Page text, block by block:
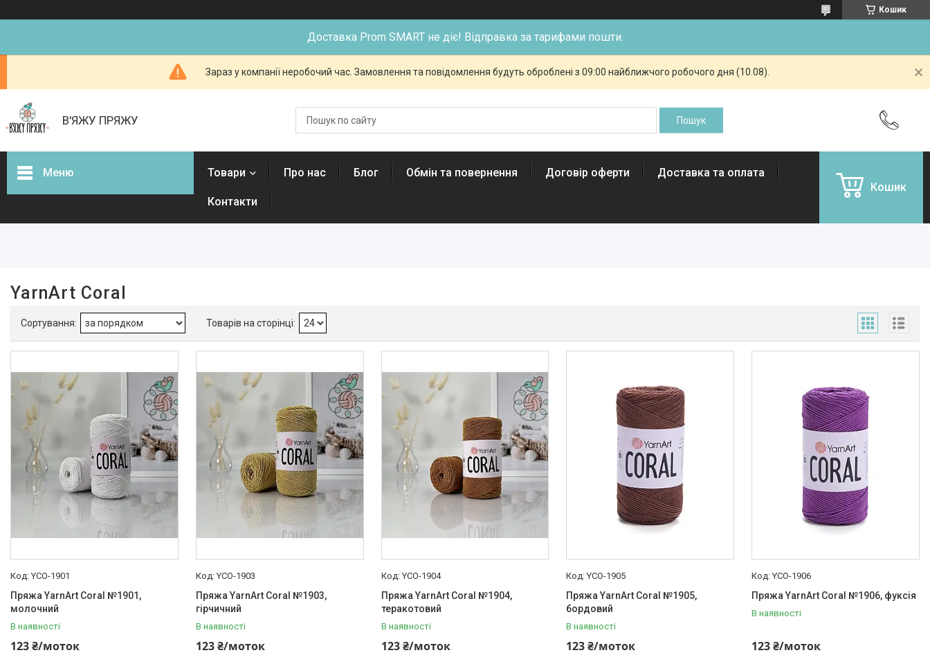
Кошик
Доставка Prom SMART не діє! Відправка за тарифами пошти.
Зараз у компанії неробочий час. Замовлення та повідомлення будуть оброблені з 09:00 найближчого робочого дня (10.08).
В'ЯЖУ ПРЯЖУ
Меню
В наявності 18
Товари
Товари Про нас Блог Обмін та повернення Договір оферти Доставка та оплата
Контакти
Кошик
YarnArt Coral
YCO-1901
Пряжа YarnArt Coral №1901,
молочний
В наявності
123 ₴/моток
YCO-1903
Пряжа YarnArt Coral №1903,
гірчичний
В наявності
123 ₴/моток
YCO-1904
Пряжа YarnArt Coral №1904,
теракотовий
В наявності
123 ₴/моток
YCO-1905
Пряжа YarnArt Coral №1905,
бордовий
В наявності
123 ₴/моток
YCO-1906
Пряжа YarnArt Coral №1906, фуксія
В наявності
123 ₴/моток